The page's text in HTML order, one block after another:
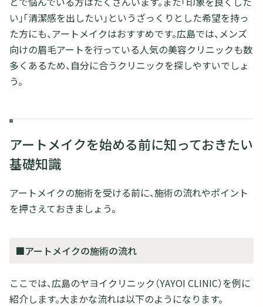
い」「清潔感を出したい」というざっくりとした希望を持っ
た方にも、アートメイクはおすすめです。広島では、メンズ
向けの眉毛アートを行っている人気の美容クリニックも数
多くあるため、自分に合うクリニックを探しやすいでしょ
う。
アートメイクを始める前に知っておきたい
基礎知識
アートメイクの施術を受ける前に、施術の流れやポイント
を押さえておきましょう。
■アートメイクの施術の流れ
ここでは、広島のヤヨイクリニック（YAYOI CLINIC）を例に
紹介します。大まかな流れは以下のようになります。